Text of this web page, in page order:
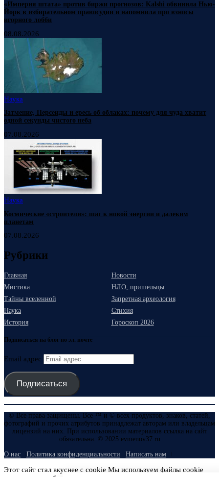
«Империя штата» против биржи прогнозов: Kalshi обвинила Нью-
Йорк в избирательном правосудии и напомнила про взносы
игорного лобби
08.08.2026
Наука
Затмение, Персеиды и ересь об облаках: почему для чуда хватит
одной секунды чистого неба
07.08.2026
Наука
Космические «строители»: шаг к новой энергии и далеким
планетам
07.08.2026
Рубрики
Главная
Новости
Мистика
НЛО, пришельцы
Тайны вселенной
Запретная археология
Наука
Стихия
История
Гороскоп 2026
Подписаться на блог по эл. почте
Email адрес
Подписаться
© Все права защищены. Все ™ и © всех продуктов, знаков, статей,
фотографий и прочих атрибутов принадлежат авторам или владельцам
лицензий на них. При использовании материалов ссылка на сайт
обязательна. © 2025 evmenov37.ru
О нас Политика конфиденциальности Написать нам
Этот сайт стал вкуснее с cookie Мы используем файлы cookie